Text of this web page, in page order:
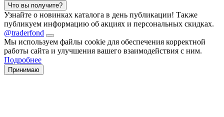
Что вы получите?
Узнайте о новинках каталога в день публикации! Также
публикуем информацию об акциях и персональных скидках.
@traderfond
Мы используем файлы cookie для обеспечения корректной
работы сайта и улучшения вашего взаимодействия с ним.
Подробнее
Принимаю